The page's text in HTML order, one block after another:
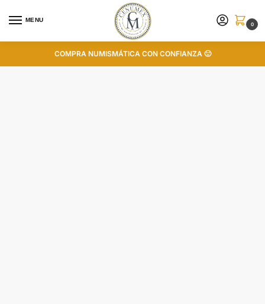
MENU
0
COMPRA NUMISMÁTICA CON CONFIANZA 🙂